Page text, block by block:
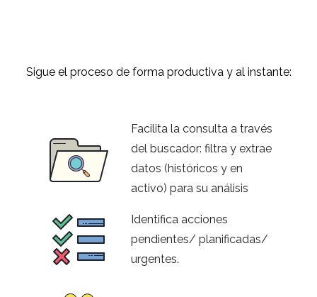
Sigue el proceso de forma productiva y al instante:
Facilita la consulta a través
del buscador: filtra y extrae
datos (históricos y en
activo) para su análisis
Identifica acciones
pendientes/ planificadas/
urgentes.